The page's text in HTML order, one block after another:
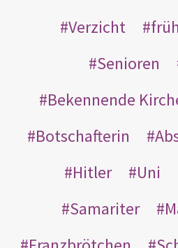
Verzicht
früh
Senioren
Bekennende
Botschafterin
Hitler
Uni
Samariter